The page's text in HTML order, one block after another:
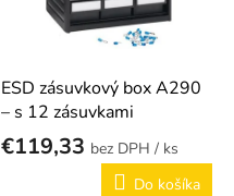
ESD zásuvkový box A290
– s 12 zásuvkami
€119,33
/ ks
Do košíka